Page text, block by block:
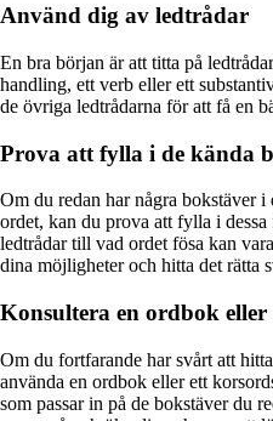
Använd dig av ledtrådar
En bra början är att titta på
handling, ett verb eller ett
de övriga ledtrådarna för att få en
Prova att fylla i de kända
Om du redan har några bokstäver
ordet, kan du prova att fylla i
ledtrådar till vad ordet fösa kan
dina möjligheter och hitta det rätta
Konsultera en ordbok
Om du fortfarande har svårt att
använda en ordbok eller ett
som passar in på de bokstäver du